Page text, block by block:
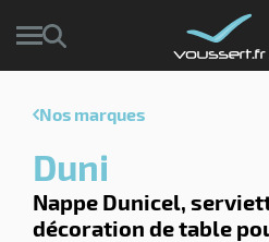
Nos marques
Duni
Nappe Dunicel,
décoration de table